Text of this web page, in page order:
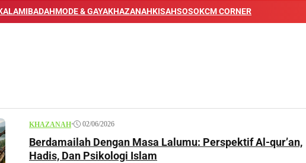
IBADAHMODE & GAYAKHAZANAHKISAHSOSOKCM CORNER
KHAZANAH• 02/06/2026
Berdamailah Dengan Masa Lalumu: Perspektif Al-qur’an,
Hadis, Dan Psikologi Islam